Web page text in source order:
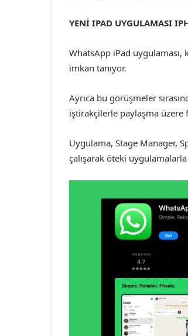
YENİ IPAD UYGULAMASI
WhatsApp iPad uygulaması,
imkan tanıyor.
Ayrıca bu görüşmeler
iştirakçilerle paylaşma
Uygulama, Stage Manager,
çalışarak öteki